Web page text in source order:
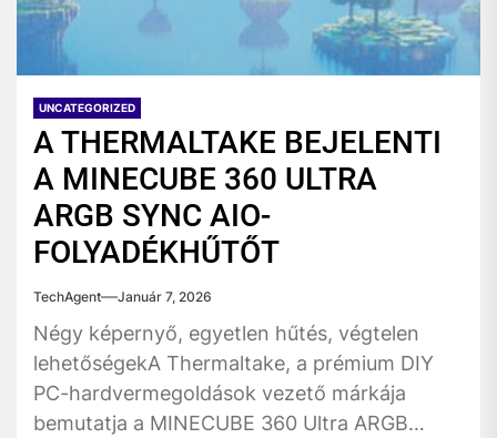
UNCATEGORIZED
A THERMALTAKE BEJELENTI
A MINECUBE 360 ULTRA
ARGB SYNC AIO-
FOLYADÉKHŰTŐT
TechAgent Január 7, 2026
Négy képernyő, egyetlen hűtés, végtelen
lehetőségekA Thermaltake, a prémium DIY
PC-hardvermegoldások vezető márkája
bemutatja a MINECUBE 360 Ultra ARGB